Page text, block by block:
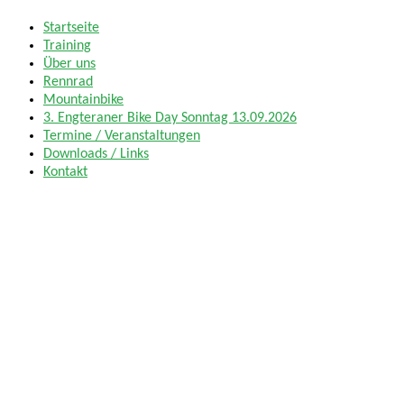
Zum
Inhalt
springen
Radsport TuS Engter
Startseite
Training
Über uns
Rennrad
Mountainbike
3. Engteraner Bike Day Sonntag 13.09.2026
Termine / Veranstaltungen
Downloads / Links
Kontakt